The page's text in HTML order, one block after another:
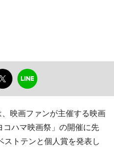
映画ファンが主催する映画
ハマ映画祭」の開催に先
トテンと個人賞を発表し